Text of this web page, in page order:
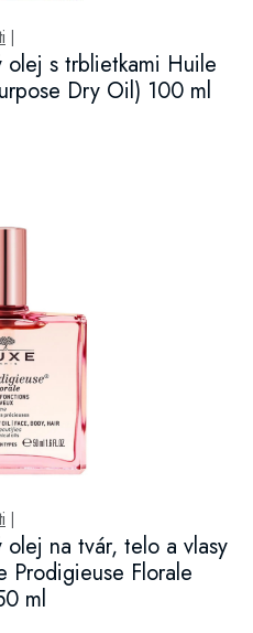
olej s trblietkami Huile
Dry Oil) 100 ml
olej na tvár, telo a vlasy
Prodigieuse Florale
ml